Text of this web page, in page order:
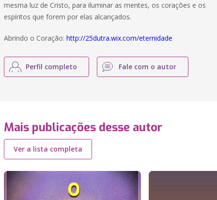
mesma luz de Cristo, para iluminar as mentes, os corações e os
espíritos que forem por elas alcançados.
Abrindo o Coração: http://25dutra.wix.com/eternidade
Perfil completo Fale com o autor
Mais publicações desse autor
Ver a lista completa